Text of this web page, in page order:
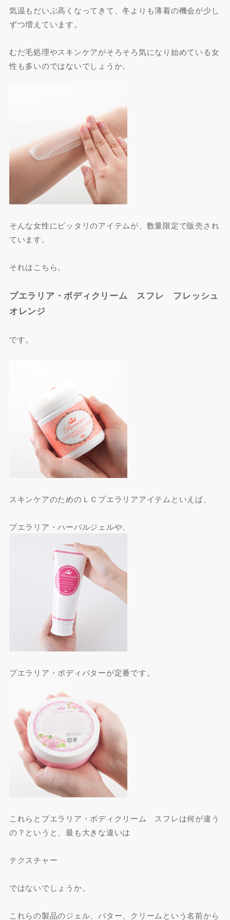
気温もだいぶ高くなってきて、冬よりも薄着の機会が少し
ずつ増えています。
むだ毛処理やスキンケアがそろそろ気になり始めている女
性も多いのではないでしょうか。
そんな女性にピッタリのアイテムが、数量限定で販売され
ています。
それはこちら。
プエラリア・ボディクリーム スフレ フレッシュ
オレンジ
です。
スキンケアのためのＬＣプエラリアアイテムといえば、
プエラリア・ハーバルジェルや、
プエラリア・ボディバターが定番です。
これらとプエラリア・ボディクリーム スフレは何が違う
の？というと、最も大きな違いは
テクスチャー
ではないでしょうか。
これらの製品のジェル、バター、クリームという名前から